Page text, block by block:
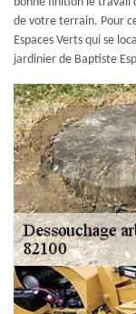
de votre terrain. Pour
Espaces Verts qui se
jardinier de Baptiste